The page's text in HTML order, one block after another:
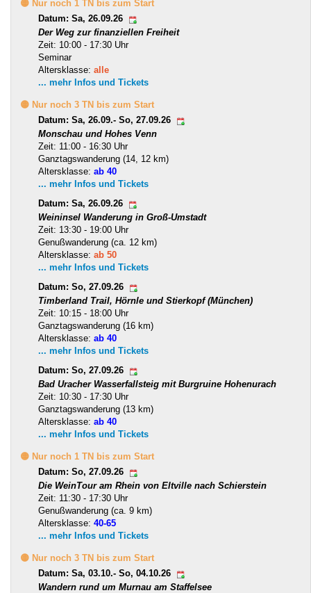
🟡 Nur noch 1 TN bis zum Start
Datum: Sa, 26.09.26
Der Weg zur finanziellen Freiheit
Zeit: 10:00 - 17:30 Uhr
Seminar
Altersklasse: alle
... mehr Infos und Tickets
🟡 Nur noch 3 TN bis zum Start
Datum: Sa, 26.09.- So, 27.09.26
Monschau und Hohes Venn
Zeit: 11:00 - 16:30 Uhr
Ganztagswanderung (14, 12 km)
Altersklasse: ab 40
... mehr Infos und Tickets
Datum: Sa, 26.09.26
Weininsel Wanderung in Groß-Umstadt
Zeit: 13:30 - 19:00 Uhr
Genußwanderung (ca. 12 km)
Altersklasse: ab 50
... mehr Infos und Tickets
Datum: So, 27.09.26
Timberland Trail, Hörnle und Stierkopf (München)
Zeit: 10:15 - 18:00 Uhr
Ganztagswanderung (16 km)
Altersklasse: ab 40
... mehr Infos und Tickets
Datum: So, 27.09.26
Bad Uracher Wasserfallsteig mit Burgruine Hohenurach
Zeit: 10:30 - 17:30 Uhr
Ganztagswanderung (13 km)
Altersklasse: ab 40
... mehr Infos und Tickets
🟡 Nur noch 1 TN bis zum Start
Datum: So, 27.09.26
Die WeinTour am Rhein von Eltville nach Schierstein
Zeit: 11:30 - 17:30 Uhr
Genußwanderung (ca. 9 km)
Altersklasse: 40-65
... mehr Infos und Tickets
🟡 Nur noch 3 TN bis zum Start
Datum: Sa, 03.10.- So, 04.10.26
Wandern rund um Murnau am Staffelsee